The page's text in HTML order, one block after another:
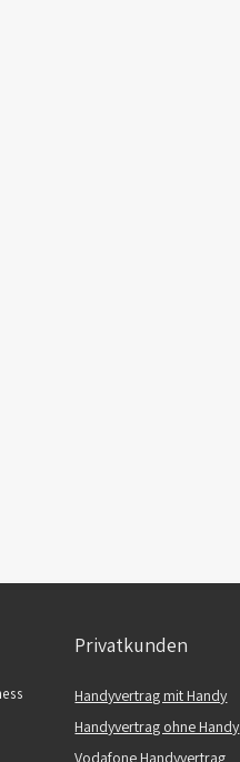
Privatkunden
Handyvertrag mit Handy
Handyvertrag ohne Handy